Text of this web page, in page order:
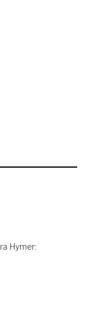
Hymer: